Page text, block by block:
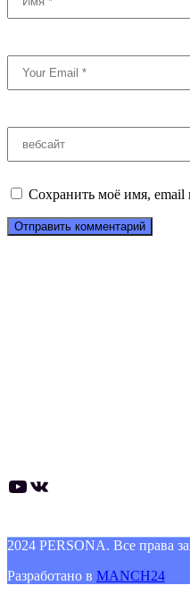
Сохранить моё имя, email
Отправить комментарий
YouTube
ВКонтакте
2024 PERSONA. Все права
Разработано в MANCH24